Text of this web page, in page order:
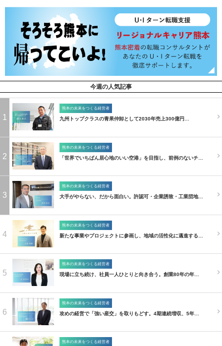
今週の人気記事
1
熊本の未来をつくる経営者
九州トップクラスの青果仲卸として2030年売上300億円…
2
熊本の未来をつくる経営者
「世界でいちばん居心地のいい空港」を目指し、前例のないチ…
3
熊本の未来をつくる経営者
大手がやらない、だから面白い。許認可・企業誘致・工業団地…
4
熊本の未来をつくる経営者
新たな事業やプロジェクトに参画し、地域の活性化に邁進する…
5
熊本の未来をつくる経営者
現場に立ち続け、社員一人ひとりと向き合う。創業80年の年…
6
熊本の未来をつくる経営者
攻めの経営で「強い産交」を取りもどす。4期連続増収、5年…
熊本の未来をつくる経営者